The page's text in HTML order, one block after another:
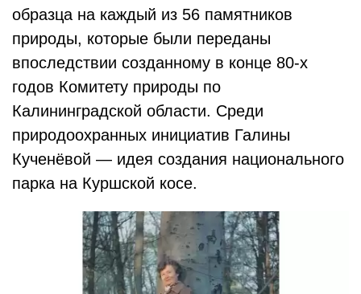
образца на каждый из 56 памятников
природы, которые были переданы
впоследствии созданному в конце 80-х
годов Комитету природы по
Калининградской области. Среди
природоохранных инициатив Галины
Кученёвой — идея создания национального
парка на Куршской косе.